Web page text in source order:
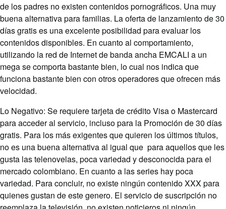
de los padres no existen contenidos pornográficos. Una muy
buena alternativa para familias. La oferta de lanzamiento de 30
días gratis es una excelente posibilidad para evaluar los
contenidos disponibles. En cuanto al comportamiento,
utilizando la red de Internet de banda ancha EMCALI a un
mega se comporta bastante bien, lo cual nos indica que
funciona bastante bien con otros operadores que ofrecen más
velocidad.
Lo Negativo: Se requiere tarjeta de crédito Visa o Mastercard
para acceder al servicio, incluso para la Promoción de 30 días
gratis. Para los más exigentes que quieren los últimos títulos,
no es una buena alternativa al igual que para aquellos que les
gusta las telenovelas, poca variedad y desconocida para el
mercado colombiano. En cuanto a las series hay poca
variedad. Para concluir, no existe ningún contenido XXX para
quienes gustan de este genero. El servicio de suscripción no